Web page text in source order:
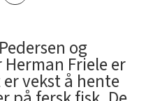
og
Friele er
vekst å hente